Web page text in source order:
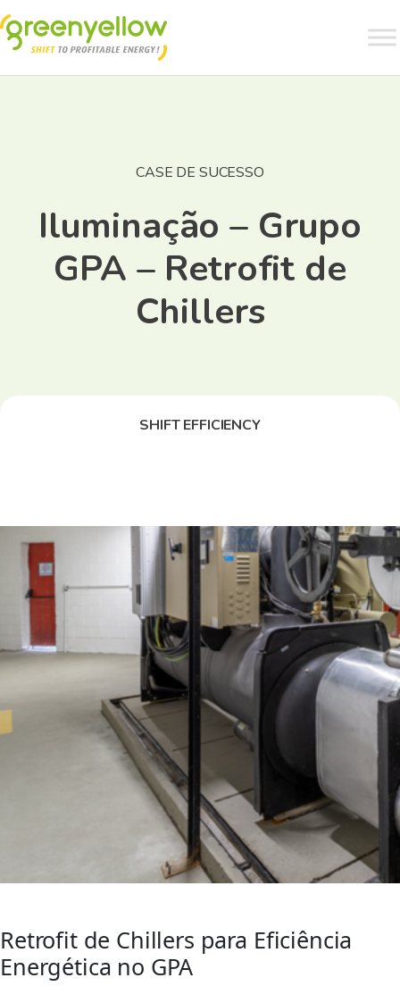
CASE DE SUCESSO
Iluminação – Grupo
GPA – Retrofit de
Chillers
SHIFT EFFICIENCY
Retrofit de Chillers para Eficiência
Energética no GPA